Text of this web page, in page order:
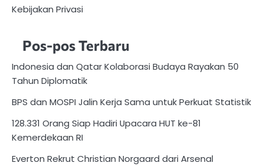
Kebijakan Privasi
Pos-pos Terbaru
Indonesia dan Qatar Kolaborasi Budaya Rayakan 50
Tahun Diplomatik
BPS dan MOSPI Jalin Kerja Sama untuk Perkuat Statistik
128.331 Orang Siap Hadiri Upacara HUT ke-81
Kemerdekaan RI
Everton Rekrut Christian Norgaard dari Arsenal